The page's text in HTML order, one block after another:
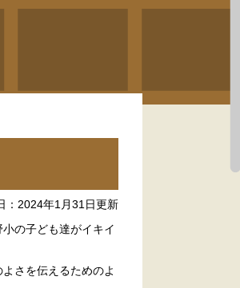
：2024年1月31日更新
の子ども達がイキイ
さを伝えるためのよ